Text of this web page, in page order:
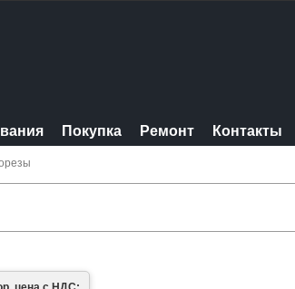
Покупка Ремонт Контакты